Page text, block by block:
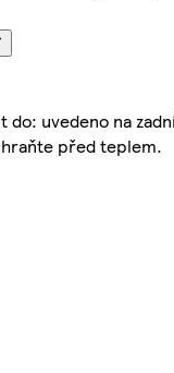
do: uvedeno na
před teplem.